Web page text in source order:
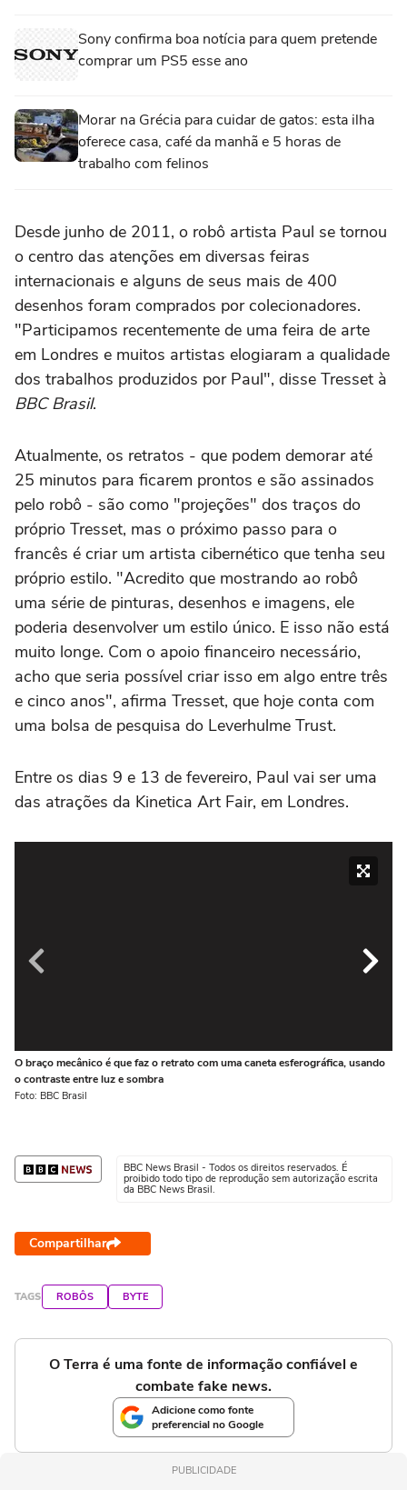
Sony confirma boa notícia para quem pretende
comprar um PS5 esse ano
Morar na Grécia para cuidar de gatos: esta ilha
oferece casa, café da manhã e 5 horas de
trabalho com felinos
Desde junho de 2011, o robô artista Paul se tornou
o centro das atenções em diversas feiras
internacionais e alguns de seus mais de 400
desenhos foram comprados por colecionadores.
"Participamos recentemente de uma feira de arte
em Londres e muitos artistas elogiaram a qualidade
dos trabalhos produzidos por Paul", disse Tresset à
BBC Brasil.
Atualmente, os retratos - que podem demorar até
25 minutos para ficarem prontos e são assinados
pelo robô - são como "projeções" dos traços do
próprio Tresset, mas o próximo passo para o
francês é criar um artista cibernético que tenha seu
próprio estilo. "Acredito que mostrando ao robô
uma série de pinturas, desenhos e imagens, ele
poderia desenvolver um estilo único. E isso não está
muito longe. Com o apoio financeiro necessário,
acho que seria possível criar isso em algo entre três
e cinco anos", afirma Tresset, que hoje conta com
uma bolsa de pesquisa do Leverhulme Trust.
Entre os dias 9 e 13 de fevereiro, Paul vai ser uma
das atrações da Kinetica Art Fair, em Londres.
O braço mecânico é que faz o retrato com uma caneta esferográfica, usando
o contraste entre luz e sombra
Foto: BBC Brasil
BBC News Brasil - Todos os direitos reservados. É
proibido todo tipo de reprodução sem autorização escrita
da BBC News Brasil.
Compartilhar
TAGS ROBÔS BYTE
O Terra é uma fonte de informação confiável e
combate fake news.
Adicione como fonte
preferencial no Google
PUBLICIDADE